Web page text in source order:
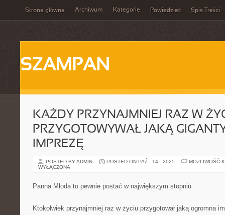
Strona główna Archiwum Kategorie Powiedzieć Spis Treści
SZAMPAN
KAŻDY PRZYNAJMNIEJ RAZ W
PRZYGOTOWYWAŁ JAKĄ
IMPREZĘ
POSTED BY ADMIN POSTED ON PAŹ - 14 - 2025
MOŻLIWOŚĆ
WYŁĄCZONA
Panna Młoda to pewnie postać w największym stopniu
Ktokolwiek przynajmniej raz w życiu przygotował jaką ogromna